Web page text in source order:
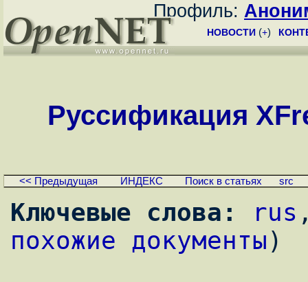
Профиль:
НОВОСТИ (+)
Русcификация
<< Предыдущая ИНДЕКС Поиск в статьях src
Ключевые слова: rus
похожие документы)